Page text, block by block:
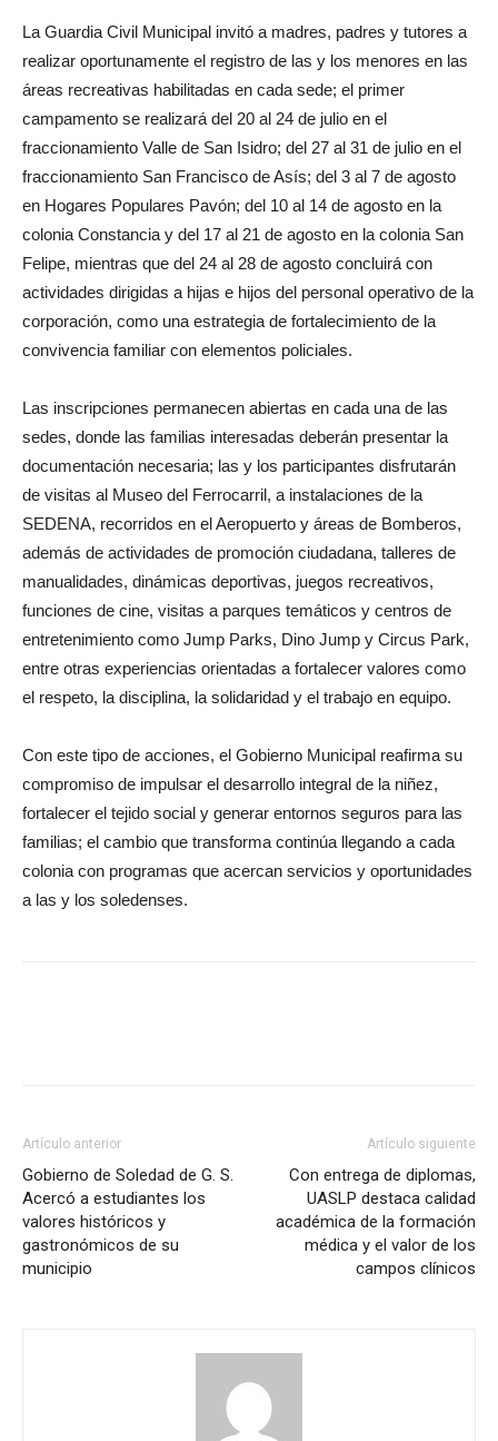
La Guardia Civil Municipal invitó a madres, padres y tutores a
realizar oportunamente el registro de las y los menores en las
áreas recreativas habilitadas en cada sede; el primer
campamento se realizará del 20 al 24 de julio en el
fraccionamiento Valle de San Isidro; del 27 al 31 de julio en el
fraccionamiento San Francisco de Asís; del 3 al 7 de agosto
en Hogares Populares Pavón; del 10 al 14 de agosto en la
colonia Constancia y del 17 al 21 de agosto en la colonia San
Felipe, mientras que del 24 al 28 de agosto concluirá con
actividades dirigidas a hijas e hijos del personal operativo de la
corporación, como una estrategia de fortalecimiento de la
convivencia familiar con elementos policiales.
Las inscripciones permanecen abiertas en cada una de las
sedes, donde las familias interesadas deberán presentar la
documentación necesaria; las y los participantes disfrutarán
de visitas al Museo del Ferrocarril, a instalaciones de la
SEDENA, recorridos en el Aeropuerto y áreas de Bomberos,
además de actividades de promoción ciudadana, talleres de
manualidades, dinámicas deportivas, juegos recreativos,
funciones de cine, visitas a parques temáticos y centros de
entretenimiento como Jump Parks, Dino Jump y Circus Park,
entre otras experiencias orientadas a fortalecer valores como
el respeto, la disciplina, la solidaridad y el trabajo en equipo.
Con este tipo de acciones, el Gobierno Municipal reafirma su
compromiso de impulsar el desarrollo integral de la niñez,
fortalecer el tejido social y generar entornos seguros para las
familias; el cambio que transforma continúa llegando a cada
colonia con programas que acercan servicios y oportunidades
a las y los soledenses.
Artículo anterior
Gobierno de Soledad de G. S.
Acercó a estudiantes los
valores históricos y
gastronómicos de su
municipio
Artículo siguiente
Con entrega de diplomas,
UASLP destaca calidad
académica de la formación
médica y el valor de los
campos clínicos